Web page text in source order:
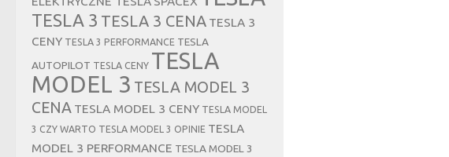
TESLA 3 TESLA 3 CENA TESLA 3
CENY TESLA 3 PERFORMANCE TESLA
AUTOPILOT TESLA CENY TESLA
MODEL 3 TESLA MODEL 3
CENA TESLA MODEL 3 CENY TESLA MODEL
3 CZY WARTO TESLA MODEL 3 OPINIE TESLA
MODEL 3 PERFORMANCE TESLA MODEL 3